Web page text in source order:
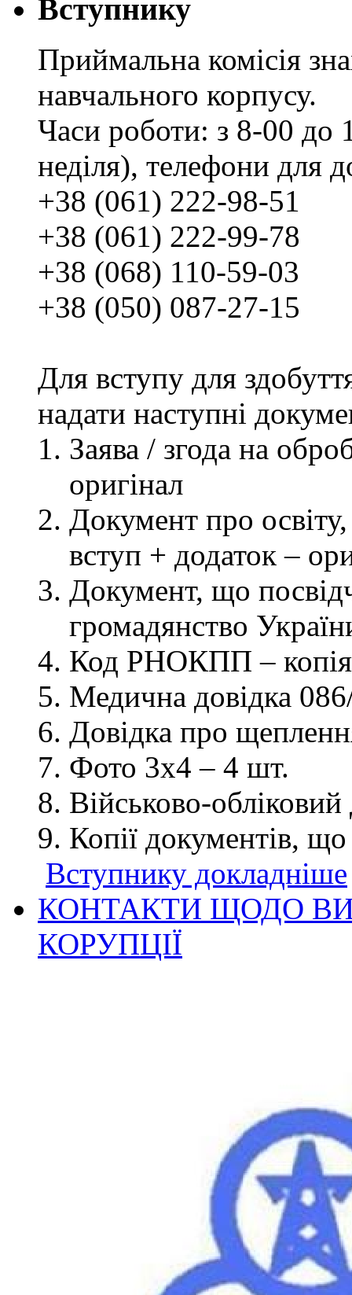
Вступнику
Приймальна комісія
навчального корпусу.
Часи роботи: з 8-00 до
неділя), телефони для
+38 (061) 222-98-51
+38 (061) 222-99-78
+38 (068) 110-59-03
+38 (050) 087-27-15
Для вступу для
надати наступні
Заява / згода на
оригінал
Документ про освіту,
вступ + додаток –
Документ, що
громадянство
Код РНОКПП – копія
Медична довідка
Довідка про
Фото 3х4 – 4 шт.
Військово-
Копії документів,
Вступнику докладніше
КОНТАКТИ ЩОДО
КОРУПЦІЇ